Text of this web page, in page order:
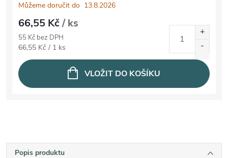
Můžeme doručit do 13.8.2026
66,55 Kč/ ks
55 Kč bez DPH
Měrná cena:
66,55 Kč / 1 ks
VLOŽIT DO KOŠÍKU
Popis produktu